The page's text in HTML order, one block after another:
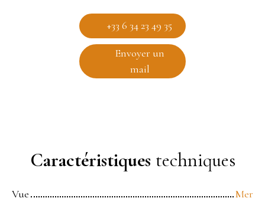
+33 6 34 23 49 35
Envoyer un
mail
Caractéristiques techniques
Vue
Mer